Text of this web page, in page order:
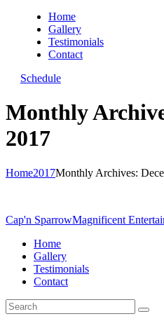
Home
Gallery
Testimonials
Contact
Schedule
Monthly
2017
Home2017Monthly Archives:
Cap'n SparrowMagnificent
Home
Gallery
Testimonials
Contact